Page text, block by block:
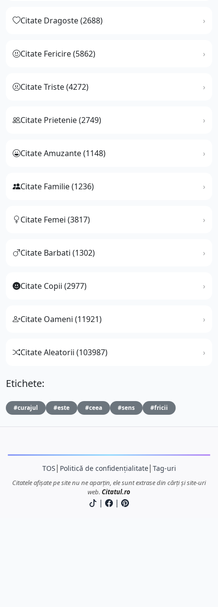
Citate Dragoste (2688)
Citate Fericire (5862)
Citate Triste (4272)
Citate Prietenie (2749)
Citate Amuzante (1148)
Citate Familie (1236)
Citate Femei (3817)
Citate Barbati (1302)
Citate Copii (2977)
Citate Oameni (11921)
Citate Aleatorii (103987)
Etichete:
#curajul #este #ceea #sens #fricii
TOS Politică de confidențialitate│ Tag-uri
Citatele afișate pe site nu ne aparțin, ele sunt extrase din cărți și site-uri
web. Citatul.ro
| |